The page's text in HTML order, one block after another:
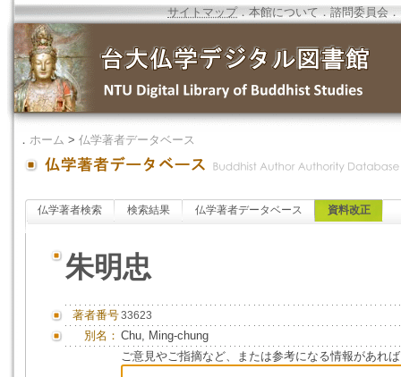
サイトマップ．本館について ．諮問委員会 ．
． ホーム > 仏学著者データベース
仏学著者検索 検索結果 仏学著者データベース 資料改正
朱明忠
著者番号33623
別名： Chu, Ming-chung
ご意見やご指摘など、または参考になる情報があれ